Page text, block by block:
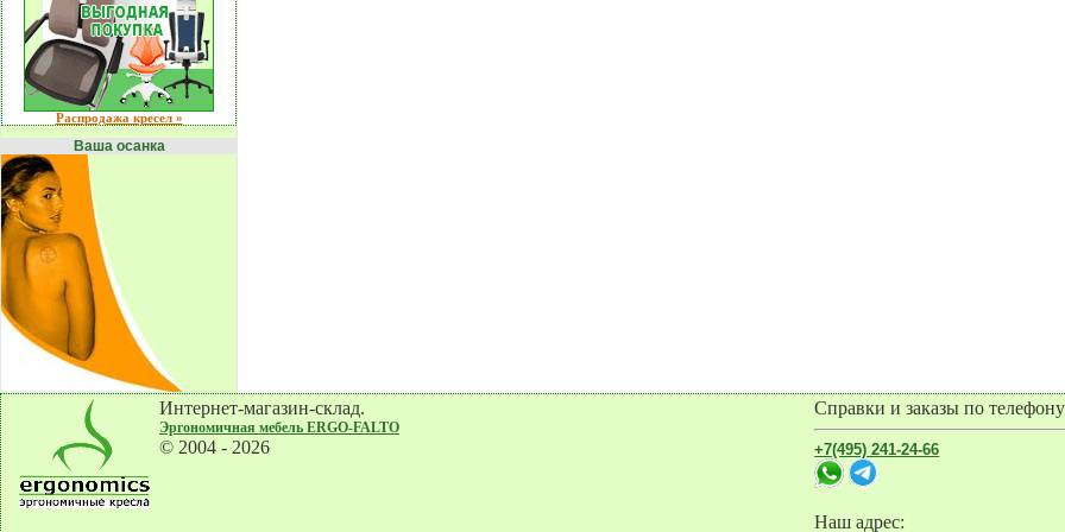
Распродажа кресел »
Ваша осанка
Интернет-магазин-склад.
Эргономичная мебель ERGO-FALTO
© 2004 - 2026
Справки и заказы по
+7(495) 241-24-66
Наш адрес: